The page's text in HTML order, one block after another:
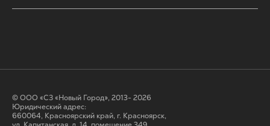
© ООО «СЗ «Новый Город», 2013- 2026
Юридический адрес:
660064, Красноярский край, г. Красноярск,